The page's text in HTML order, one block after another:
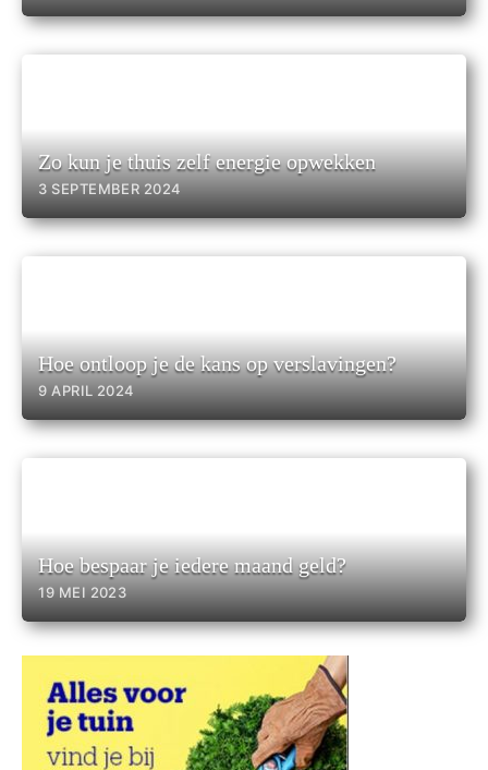
Zo kun je thuis zelf energie opwekken
3 SEPTEMBER 2024
Hoe ontloop je de kans op verslavingen?
9 APRIL 2024
Hoe bespaar je iedere maand geld?
19 MEI 2023